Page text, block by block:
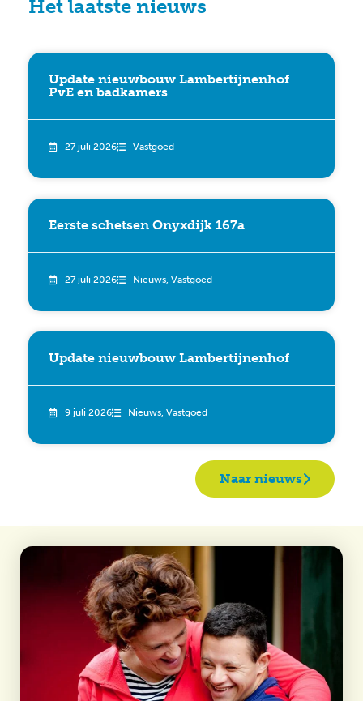
Het laatste nieuws
Update nieuwbouw Lambertijnenhof
PvE en badkamers
27 juli 2026 Vastgoed
Eerste schetsen Onyxdijk 167a
27 juli 2026 Nieuws, Vastgoed
Update nieuwbouw Lambertijnenhof
9 juli 2026 Nieuws, Vastgoed
Naar nieuws